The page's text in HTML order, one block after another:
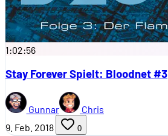
1:02:56
Stay Forever Spielt: Bloodnet #3
Gunnar
Chris
9. Feb. 2018
0